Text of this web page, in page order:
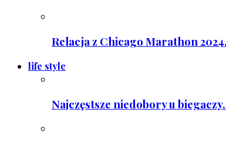
Relacja z Chicago Marathon
life style
Najczęstsze niedobory u